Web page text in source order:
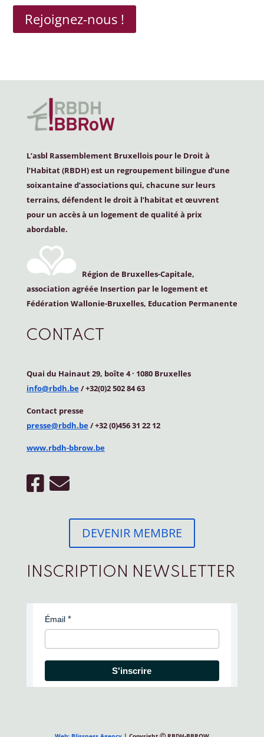
Rejoignez-nous !
L’asbl Rassemblement Bruxellois pour le Droit à
l’Habitat (RBDH) est un regroupement bilingue d’une
soixantaine d’associations qui, chacune sur leurs
terrains, défendent le droit à l’habitat et œuvrent
pour un accès à un logement de qualité à prix
abordable.
Région de Bruxelles-Capitale,
association agréée Insertion par le logement et
Fédération Wallonie-Bruxelles, Education Permanente
CONTACT
Quai du Hainaut 29, boîte 4· 1080 Bruxelles
info@rbdh.be/ +32(0)2 502 84 63
Contact presse
presse@rbdh.be/ +32 (0)456 31 22 12
www.rbdh-bbrow.be
DEVENIR MEMBRE
INSCRIPTION NEWSLETTER
Émail
S'inscrire